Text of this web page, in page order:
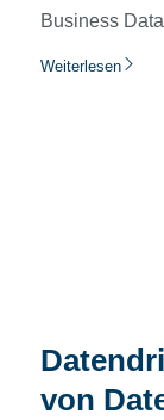
Business
Weiterlesen
von